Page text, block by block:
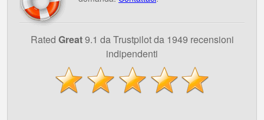
Rated Great9.1 da Trustpilot da 1949 recensioni
indipendenti